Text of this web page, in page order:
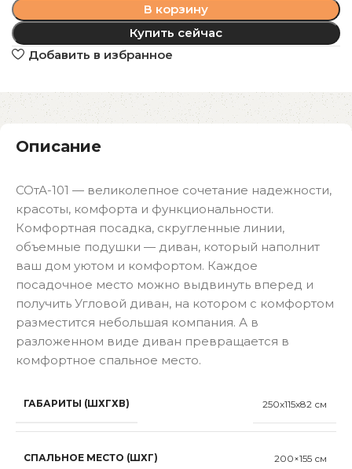
В корзину
Купить сейчас
Добавить в избранное
Описание
СОтА-101 — великолепное сочетание надежности,
красоты, комфорта и функциональности.
Комфортная посадка, скругленные линии,
объемные подушки — диван, который наполнит
ваш дом уютом и комфортом. Каждое
посадочное место можно выдвинуть вперед и
получить Угловой диван, на котором с комфортом
разместится небольшая компания. А в
разложенном виде диван превращается в
комфортное спальное место.
ГАБАРИТЫ (ШХГХВ) 250x115x82 см
СПАЛЬНОЕ МЕСТО (ШХГ) 200×155 см